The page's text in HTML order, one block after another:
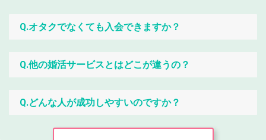
Q.オタクでなくても入会できますか？
Q.他の婚活サービスとはどこが違うの？
Q.どんな人が成功しやすいのですか？